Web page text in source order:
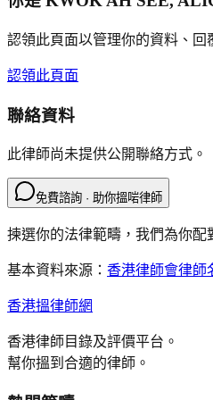
認領此頁面以管理你的資料、回
認領此頁面
聯絡資料
此律師尚未提供公開聯絡方式。
免費諮詢 · 助你搵啱律師
揀選你的法律範疇，我們為你配
基本資料來源： 香港律師會律師
香港搵律師網
香港律師目錄及評價平台。
幫你搵到合適的律師。